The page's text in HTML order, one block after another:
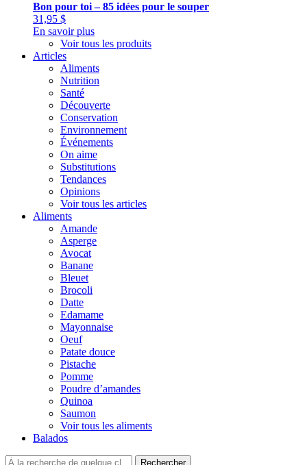
Bon pour toi – 85 idées pour le souper
31,95 $
En savoir plus
Voir tous les produits
Articles
Aliments
Nutrition
Santé
Découverte
Conservation
Environnement
Événements
On aime
Substitutions
Tendances
Opinions
Voir tous les articles
Aliments
Amande
Asperge
Avocat
Banane
Bleuet
Brocoli
Datte
Edamame
Mayonnaise
Oeuf
Patate douce
Pistache
Pomme
Poudre d’amandes
Quinoa
Saumon
Voir tous les aliments
Balados